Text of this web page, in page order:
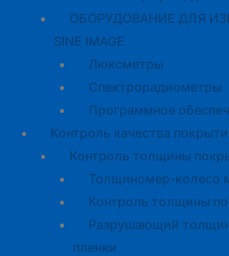
ОБОРУДОВАНИЕ ДЛЯ
SINE IMAGE
Люксметры
Спектрорадиометры
Программное
Контроль качества
Контроль толщины
Толщиномер-колесо
Контроль толщины
Разрушающий
пленки